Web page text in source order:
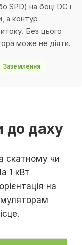
SPD) на боці DC і
а контур
Без цього
може не діяти.
Заземлення
до даху
скатному чи
1 кВт
на